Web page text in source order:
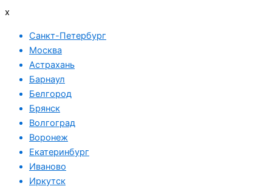
x
Санкт-Петербург
Москва
Астрахань
Барнаул
Белгород
Брянск
Волгоград
Воронеж
Екатеринбург
Иваново
Иркутск